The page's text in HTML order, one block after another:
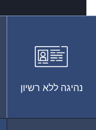
נהיגה ללא רשיון